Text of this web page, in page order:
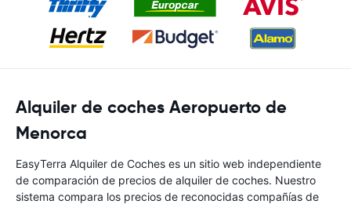
Alquiler de coches Aeropuerto de
Menorca
EasyTerra Alquiler de Coches es un sitio web independiente
de comparación de precios de alquiler de coches. Nuestro
sistema compara los precios de reconocidas compañías de